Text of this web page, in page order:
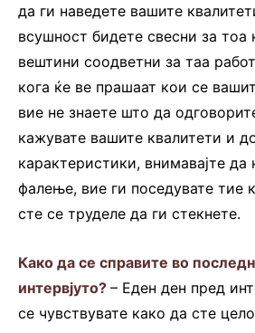
да ги наведете вашите
всушност бидете свесни за тоа
вештини соодветни за таа
кога ќе ве прашаат кои се
вие не знаете што да
кажувате вашите квалитети и
карактеристики, внимавајте да
фалење, вие ги поседувате тие
сте се труделе да ги стекнете.
Како да се справите во
интервјуто? – Еден ден пред
се чувствувате како да сте